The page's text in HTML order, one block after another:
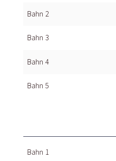
Bahn 2
Bahn 3
Bahn 4
Bahn 5
Bahn 1